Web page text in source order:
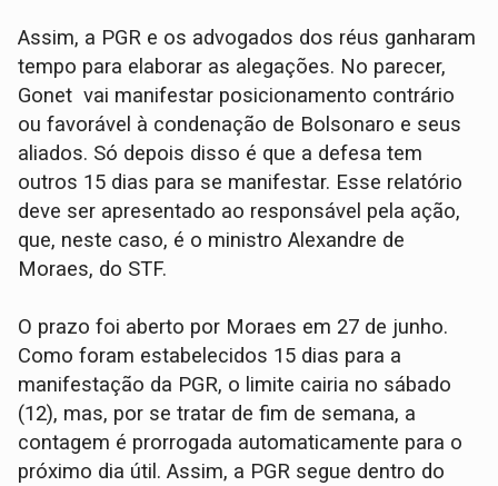
Assim, a PGR e os advogados dos réus ganharam
tempo para elaborar as alegações. No parecer,
Gonet vai manifestar posicionamento contrário
ou favorável à condenação de Bolsonaro e seus
aliados. Só depois disso é que a defesa tem
outros 15 dias para se manifestar. Esse relatório
deve ser apresentado ao responsável pela ação,
que, neste caso, é o ministro Alexandre de
Moraes, do STF.
O prazo foi aberto por Moraes em 27 de junho.
Como foram estabelecidos 15 dias para a
manifestação da PGR, o limite cairia no sábado
(12), mas, por se tratar de fim de semana, a
contagem é prorrogada automaticamente para o
próximo dia útil. Assim, a PGR segue dentro do